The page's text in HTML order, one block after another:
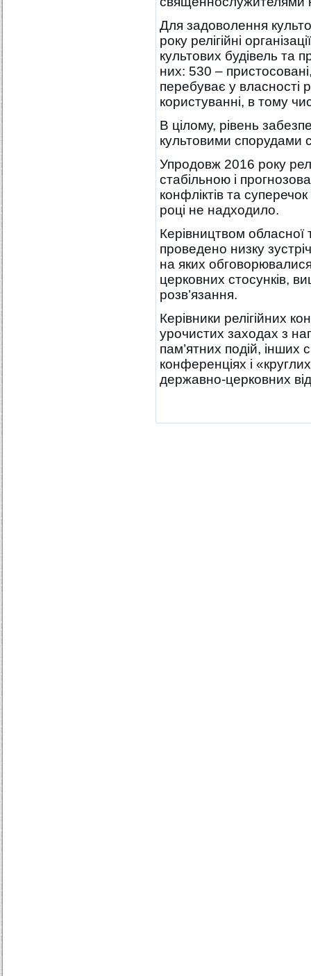
Для задоволення
року релігійні
культових будівель та
них: 530 –
перебуває у власності
користуванні, в тому
В цілому, рівень
культовими спорудами
Упродовж 2016 року
стабільною і
конфліктів та
році не надходило.
Керівництвом обласної
проведено низку
на яких
церковних стосунків,
розв’язання.
Керівники релігійних
урочистих заходах з
пам’ятних подій, інших
конференціях і
державно-церковних